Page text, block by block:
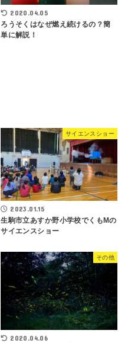
2020.04.05
ろうそくはなぜ燃え続けるの？簡
単に解説！
サイエンスショー
2023.01.15
生駒市立あすか野小学校でくもMの
サイエンスショー
その他
2020.04.06